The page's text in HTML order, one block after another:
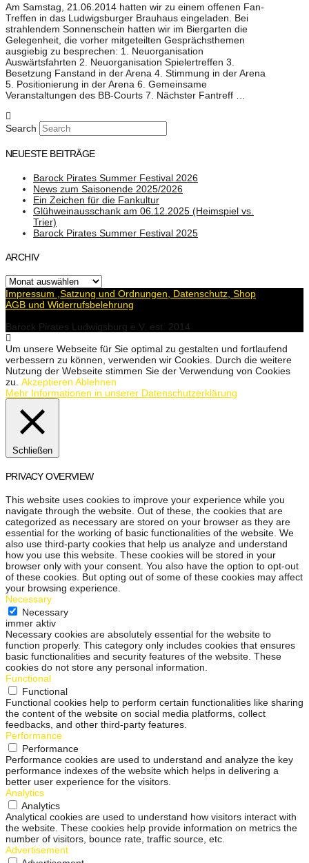
Am Samstag, 21.06.2014 hatten wir zu einem offenen Fan-
Treffen in das Ludwigsburger Brauhaus eingeladen. Bei
strahlendem Sonnenschein hatten wir im Biergarten die
Gelegenheit, die vorher mitgeteilten Gesprächsthemen
ausgiebig zu besprechen: 1. Neuorganisation
Auswärtsfahrten 2. Neuorganisation Spielertreffen 3.
Besetzung Fanstand in der Arena 4. Stimmung in der Arena
5. Positionierung in der Arena 6. Gemeinsame
Veranstaltungen des BB-Courts 7. Nächster Fantreff …
Search
NEUESTE BEITRÄGE
Barock Pirates Summer Festival 2026
News zum Saisonende 2025/2026
Ein Zeichen für die Fankultur
Glühweinausschank am 06.12.2025 (Heimspiel vs.
Trier)
Barock Pirates Summer Festival 2025
ARCHIV
Archiv
Impressum ,Satzung und Ordnungen, Datenschutz, Shop
AGB und Widerrufsbelehrung
Barock Pirates Ludwigsburg e.V. est. 2014
Um unsere Webseite für Sie optimal zu gestalten und fortlaufend
verbessern zu können, verwenden wir Cookies. Durch die weitere
Nutzung der Webseite stimmen Sie der Verwendung von Cookies
zu. Akzeptieren Ablehnen
Mehr Informationen in unserer Datenschutzerklärung
Schließen
PRIVACY OVERVIEW
This website uses cookies to improve your experience while you
navigate through the website. Out of these, the cookies that are
categorized as necessary are stored on your browser as they are
essential for the working of basic functionalities of the website. We
also use third-party cookies that help us analyze and understand
how you use this website. These cookies will be stored in your
browser only with your consent. You also have the option to opt-out
of these cookies. But opting out of some of these cookies may affect
your browsing experience.
Necessary
Necessary
immer aktiv
Necessary cookies are absolutely essential for the website to
function properly. This category only includes cookies that ensures
basic functionalities and security features of the website. These
cookies do not store any personal information.
Functional
Functional
Functional cookies help to perform certain functionalities like sharing
the content of the website on social media platforms, collect
feedbacks, and other third-party features.
Performance
Performance
Performance cookies are used to understand and analyze the key
performance indexes of the website which helps in delivering a
better user experience for the visitors.
Analytics
Analytics
Analytical cookies are used to understand how visitors interact with
the website. These cookies help provide information on metrics the
number of visitors, bounce rate, traffic source, etc.
Advertisement